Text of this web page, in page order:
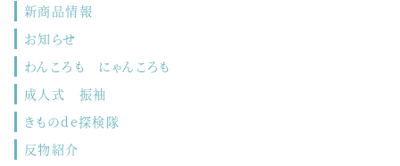
新商品情報
お知らせ
わんころも にゃんころも
成人式 振袖
きものde探検隊
反物紹介